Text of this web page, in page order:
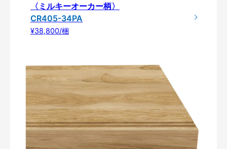
〈ミルキーオーカー柄〉
CR405-34PA
¥38,800/梱